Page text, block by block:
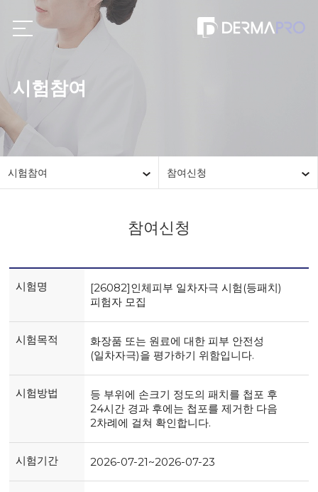
시험참여
시험참여 참여신청
참여신청
시험명
[26082]인체피부 일차자극 시험(등패치)
피험자 모집
시험목적
화장품 또는 원료에 대한 피부 안전성
(일차자극)을 평가하기 위함입니다.
시험방법
등 부위에 손크기 정도의 패치를 첩포 후
24시간 경과 후에는 첩포를 제거한 다음
2차례에 걸쳐 확인합니다.
시험기간 2026-07-21~2026-07-23